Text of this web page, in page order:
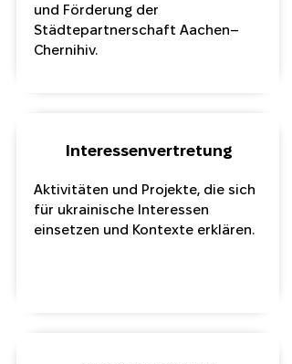
und Förderung der
Städtepartnerschaft Aachen–
Chernihiv.
Interessenvertretung
Aktivitäten und Projekte, die sich
für ukrainische Interessen
einsetzen und Kontexte erklären.